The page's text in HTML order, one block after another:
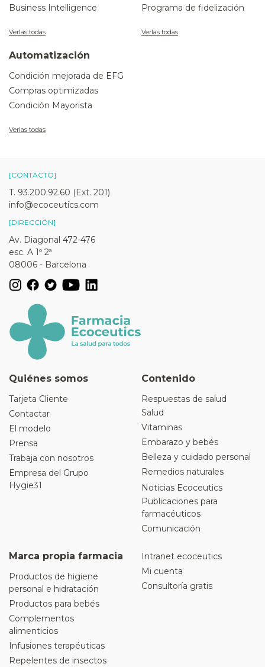
Business Intelligence
Verlas todas
Programa de fidelización
Verlas todas
Automatización
Condición mejorada de EFG
Compras optimizadas
Condición Mayorista
Verlas todas
[CONTACTO]
T. 93.200.92.60 (Ext. 201)
info@ecoceutics.com
[DIRECCIÓN]
Av. Diagonal 472-476
esc. A 1º 2ª
08006 - Barcelona
Quiénes somos
Tarjeta Cliente
Contactar
El modelo
Prensa
Trabaja con nosotros
Empresa del Grupo
Hygie31
Contenido
Respuestas de salud
Salud
Vitaminas
Embarazo y bebés
Belleza y cuidado personal
Remedios naturales
Noticias Ecoceutics
Publicaciones para
farmacéuticos
Comunicación
Marca propia farmacia
Productos de higiene
personal e hidratación
Productos para bebés
Complementos
alimenticios
Infusiones terapéuticas
Repelentes de insectos
Intranet ecoceutics
Mi cuenta
Consultoría gratis